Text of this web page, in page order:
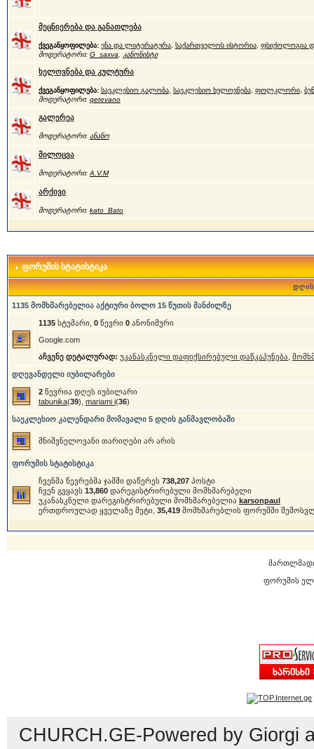
მეცნიერება და განათლება
ქვეგანყოფილება: ენა და ლიტერატურა, საქართველოს ისტორია, ფსიქოლოგია
მოდერატორი: G_saxva კანონისტი
ხელოვნება და კულტურა
ქვეგანყოფილება: საეკლესიო გალობა, საეკლესიო ხელოვნება, ფოლკლორი,
მოდერატორი: qetevano
გალერეა
მოდერატორი: ანანო
მილოცვა
მოდერატორი: A.V.M
არქივი
მოდერატორი: kato_Bato
ფორუმის სტატისტიკა
დღის
1135 მომხმარებელია აქტიური ბოლო 15 წუთის მანძილზე
1135სტუმარი, 0წევრი 0ანონიმური
Google.com
აჩვენე დეტალურად: უკანასკნელი დაფიქსირებული დაწკაპუნება
დღევანდელი იუბილარები
2წევრია დღეს იუბილარი
tabunika(39), mariami i(36)
საეკლესიო კალენდარი მომავალი 5 დღის განმავლობაში
მნიშვნელოვანი თარიღები არ არის
ფორუმის სტატისტიკა
ჩვენმა წევრებმა ჯამში დაწერეს 738,207პოსტი
ჩვენ გვყავს 13,860დარეგისტრირებული მომხმარებელი
უკანასკნელი დარეგისტრირებული მომხმარებელია karsonpaul
ერთდროულად ყველაზე მეტი, 35,419მომხმარებლის ფორუმში
ფორუმის
CHURCH.GE-Powered by Giorgi